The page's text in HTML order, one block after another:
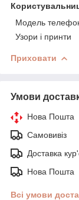
Модель
Узори і принти
Приховати
Умови
Нова Пошта
Самовивіз
Доставка
Нова Пошта
Всі умови